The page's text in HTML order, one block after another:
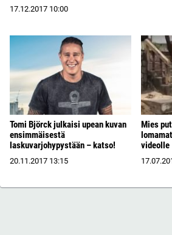
17.12.2017 10:00
Tomi Björck julkaisi upean kuvan
ensimmäisestä
laskuvarjohypystään – katso!
20.11.2017 13:15
Mies
videolle